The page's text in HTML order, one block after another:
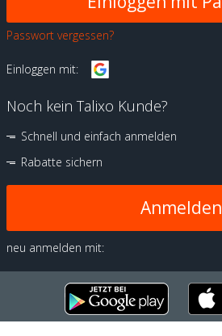
Passwort vergessen?
Einloggen mit:
Noch kein Talixo Kunde?
Schnell und einfach anmelden
Rabatte sichern
Anmelden
neu anmelden mit: